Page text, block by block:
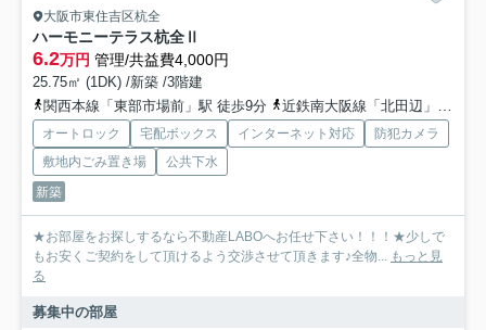
大阪市東住吉区杭全
ハーモニーテラス杭全Ⅱ
6.2万円 管理/共益費4,000円
25.75㎡ (1DK) /新築 /3階建
関西本線「東部市場前」駅 徒歩9分
近鉄南大阪線「北田辺」駅 徒歩14分
オートロック 宅配ボックス インターネット対応
防犯カメラ
敷地内ごみ置き場
公共下水
新築
★お部屋をお探しするなら不動産LABOへお任せ下さい！！！★少しで
もお安くご契約をして頂けるよう交渉させて頂きます♪全物... もっと見
る
募集中の部屋